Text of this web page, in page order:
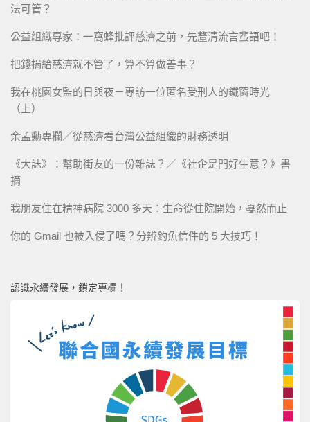
法可管？
公益組織專家：一窩蜂批評慈濟之前，先釐清流言蜚語吧！
把錢捐給慈濟就不管了，算不算做善事？
我在桃園女監的日與夜－專訪一位匿名受刑人的鐵窗時光
（上）
余孟勳專欄／從慈濟看台灣公益組織的財務透明
《大誌》：幫助街友的一份雜誌？／《社企是門好生意？》書
摘
我朋友住在精神病院 3000 多天：生命從住院開始，戞然而止
你的 Gmail 也被入侵了嗎？分辨釣魚信件的 5 大技巧！
認識永續發展，鎖定專欄！